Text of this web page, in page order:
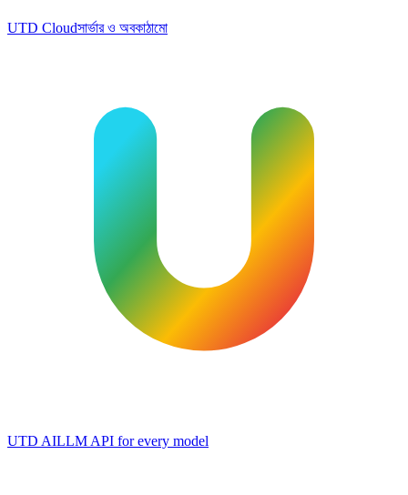
UTD Cloudসার্ভার ও অবকাঠামো
UTD AILLM API for every model